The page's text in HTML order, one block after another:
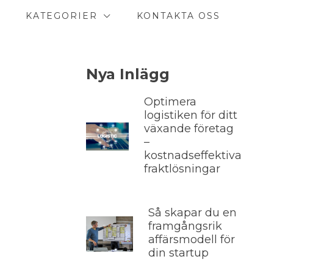
KATEGORIER KONTAKTA OSS
Nya Inlägg
Optimera
logistiken för ditt
växande företag
–
kostnadseffektiva
fraktlösningar
Så skapar du en
framgångsrik
affärsmodell för
din startup